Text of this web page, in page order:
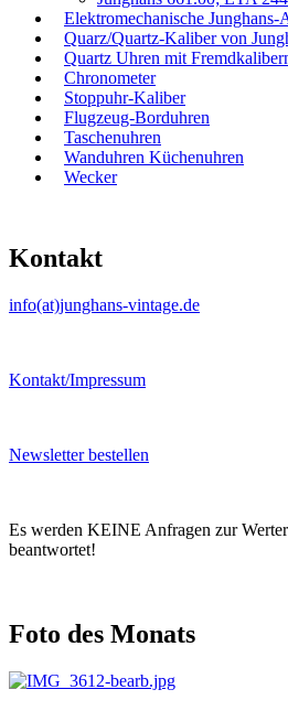
Elektromechanische Junghans-
Quarz/Quartz-Kaliber von
Quartz Uhren mit
Chronometer
Stoppuhr-Kaliber
Flugzeug-Borduhren
Taschenuhren
Wanduhren Küchenuhren
Wecker
Kontakt
info(at)junghans-vintage.de
Kontakt/Impressum
Newsletter bestellen
Es werden KEINE Anfragen zur
beantwortet!
Foto des Monats